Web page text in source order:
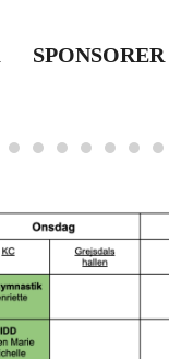
SPONSORER